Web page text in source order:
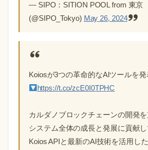
— SIPO：SITION POOL from 東京
(@SIPO_Tokyo) May 26, 2024
Koiosが3つの革命的なAIツールを発
https://t.co/zcE0I0TPHC
カルダノブロックチェーンの開発
システム全体の成長と発展に貢献し
Koios APIと最新のAI技術を活用し